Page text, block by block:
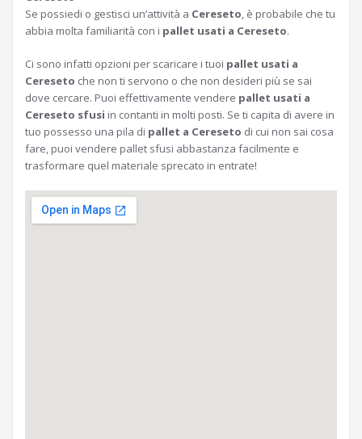
Se possiedi o gestisci un’attività a Cereseto, è probabile che tu
abbia molta familiarità con i pallet usati a Cereseto.
Ci sono infatti opzioni per scaricare i tuoi pallet usati a
Cereseto che non ti servono o che non desideri più se sai
dove cercare. Puoi effettivamente vendere pallet usati a
Cereseto sfusi in contanti in molti posti. Se ti capita di avere in
tuo possesso una pila di pallet a Cereseto di cui non sai cosa
fare, puoi vendere pallet sfusi abbastanza facilmente e
trasformare quel materiale sprecato in entrate!